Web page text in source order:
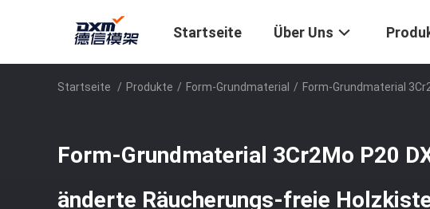
Startseite Über Uns
Startseite / Produkte / Form-Grundmaterial / Form-Grundmaterial
Form-Grundmaterial 3Cr2Mo P20
änderte Räucherungs-freie